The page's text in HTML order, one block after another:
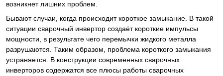
возникнет лишних проблем.
Бывают случаи, когда происходит короткое замыкание. В такой
ситуации сварочный инвертор создаёт короткие импульсы
мощности, в результате чего перемычки жидкого металла
разрушаются. Таким образом, проблема короткого замыкания
устраняется. В конструкции современных сварочных
инверторов содержатся все плюсы работы сварочных